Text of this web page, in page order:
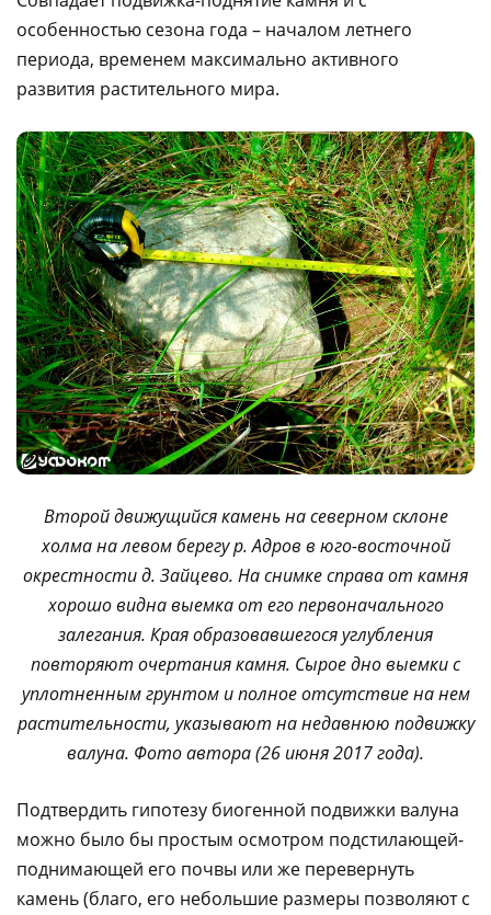
особенностью сезона года – началом летнего
периода, временем максимально активного
развития растительного мира.
Второй движущийся камень на северном склоне
холма на левом берегу р. Адров в юго-восточной
окрестности д. Зайцево. На снимке справа от камня
хорошо видна выемка от его первоначального
залегания. Края образовавшегося углубления
повторяют очертания камня. Сырое дно выемки с
уплотненным грунтом и полное отсутствие на нем
растительности, указывают на недавнюю подвижку
валуна. Фото автора (26 июня 2017 года).
Подтвердить гипотезу биогенной подвижки валуна
можно было бы простым осмотром подстилающей-
поднимающей его почвы или же перевернуть
камень (благо, его небольшие размеры позволяют с